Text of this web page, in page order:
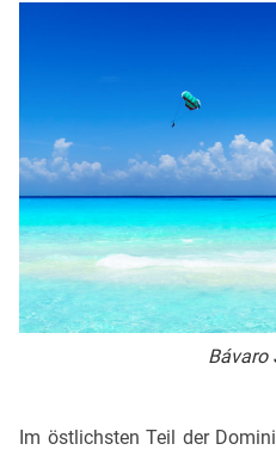
Bávaro
Im östlichsten Teil der